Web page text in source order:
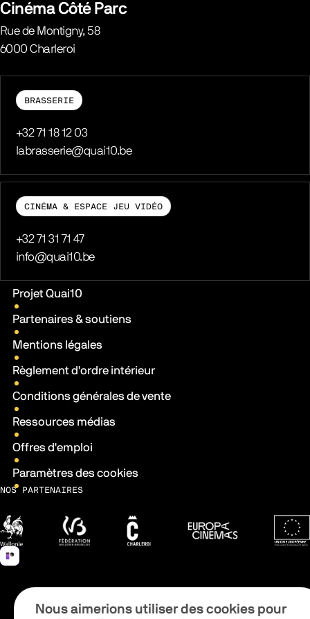
Cinéma Côté Parc
Rue de Montigny, 58
6000 Charleroi
BRASSERIE
Téléphone
+32 71 18 12 03
E-mail
labrasserie@quai10.be
CINÉMA & ESPACE JEU VIDÉO
Téléphone
+32 71 31 71 47
E-mail
info@quai10.be
Liens pratiques
Projet Quai10
Partenaires & soutiens
Mentions légales
Règlement d'ordre intérieur
Conditions générales de vente
Ressources médias
Offres d'emploi
Paramètres des cookies
NOS PARTENAIRES
Wallonie Fédération Wallonie-Bruxelles
Ville de CharleroiEuropa Cinemas
Nous aimerions utiliser des cookies pour